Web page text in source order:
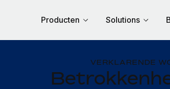
Producten Solutions
VERKLARENDE